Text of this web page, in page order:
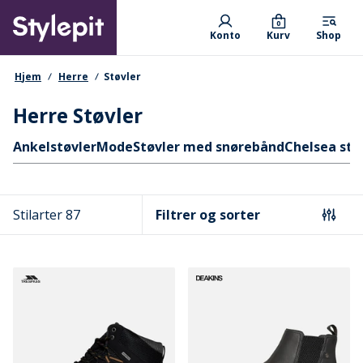
main
content
Primary departments
Konto Kurv
0
Shop
navigationssti
Hjem Herre Støvler
Herre Støvler
Hurtige links
AnkelstøvlerModeStøvler med snørebåndChelsea
Stilarter 87 Filtrer og sorter